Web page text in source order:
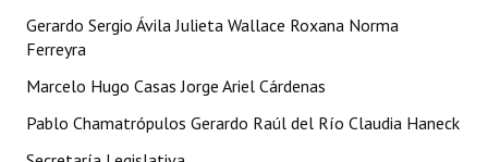
Gerardo Sergio Ávila Julieta Wallace Roxana Norma
Ferreyra
Marcelo Hugo Casas Jorge Ariel Cárdenas
Pablo Chamatrópulos Gerardo Raúl del Río Claudia Haneck